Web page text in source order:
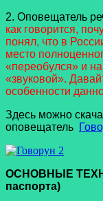
2. Оповещатель
как говорится,
понял, что в
место
«переобулся» и
«звуковой».
особенности
Здесь можно
оповещатель
ОСНОВНЫЕ
паспорта)